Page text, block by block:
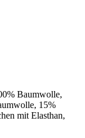
Baumwolle,
15%
mit Elasthan,